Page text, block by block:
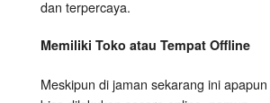
dan terpercaya.
Memiliki Toko atau Tempat Offline
Meskipun di jaman sekarang ini apapun